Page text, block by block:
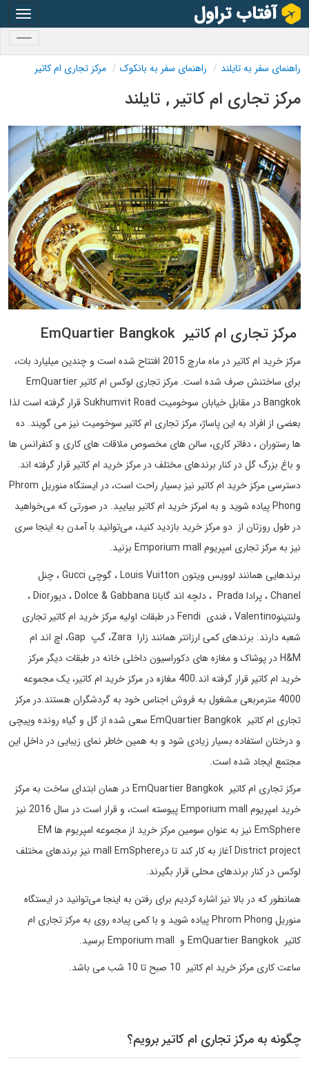
راهنمای سفر به تایلند راهنمای سفر به بانکوک مرکز تجاری ام کاتیر
مرکز تجاری ام کاتیر , تایلند
مرکز تجاری ام کاتیر EmQuartier Bangkok
مرکز خرید ام کاتیر در ماه مارچ 2015 افتتاح شده است و چندین ميليارد بات،
برای ساختنش صرف شده است. مرکز تجاری لوکس ام کاتیر EmQuartier
Bangkok در مقابل خیابان سوخومیت Sukhumvit Road قرار گرفته است لذا
بعضی از افراد به این پاساژ، مرکز تجاری ام کاتیر سوخومیت نیز می گويند. ده
ها رستوران ، دفاتر کاری، سالن های مخصوص ملاقات های کاری و کنفرانس ها
و باغ بزرگ گل در کنار برندهای مختلف در مرکز خرید ام کاتیر قرار گرفته اند.
دسترسی مرکز خرید ام کاتیر نیز بسیار راحت است، در ایستگاه منوریل Phrom
Phong پیاده شوید و به امرکز خرید ام کاتیر بیایید. در صورتی که می‌خواهید
در طول روزتان از دو مرکز خرید بازدید کنید، می‌توانید با آمدن به اینجا سری
نیز به مرکز تجاری امپریوم Emporium mall بزنید.
برندهایی همانند لوویس ویتون Louis Vuitton ، گوچی Gucci ، چنل
Chanel ، پرادا Prada ، دلچه اند گابانا Dolce & Gabbana ، دیورDior ،
ولنتینوValentino ، فندی Fendi در طبقات اولیه مرکز خرید ام کاتیر تجاری
شعبه دارند. برندهای کمی ارزانتر همانند زارا Zara، گپ Gap، اچ اند ام
H&M در پوشاک و مغازه های دکوراسیون داخلی خانه در طبقات دیگر مرکز
خرید ام کاتیر قرار گرفته اند.400 مغازه در مرکز خرید ام کاتیر، یک مجموعه
4000 مترمربعی مشغول به فروش اجناس خود به گردشگران هستند.در مرکز
تجاری ام کاتیر EmQuartier Bangkok سعی شده از گل و گیاه رونده وپیچی
و درختان استفاده بسیار زیادی شود و به همین خاطر نمای زیبایی در داخل این
مجتمع ایجاد شده است.
مرکز تجاری ام کاتیر EmQuartier Bangkok در همان ابتدای ساخت به مرکز
خرید امپریوم Emporium mall پیوسته است، و قرار است در سال 2016 نیز
EmSphere نیز به عنوان سومین مرکز خرید از مجموعه امپریوم ها EM
District project آغاز به کار کند تا درmall EmSphere نیز برندهای مختلف
لوکس در کنار برندهای محلی قرار بگیرند.
همانطور که در بالا نیز اشاره کردیم برای رفتن به اینجا می‌توانید در ایستگاه
منوریل Phrom Phong پیاده شوید و با کمی پیاده روی به مرکز تجاری ام
کاتیر EmQuartier Bangkok و Emporium mall برسید.
ساعت کاری مرکز خرید ام کاتیر 10 صبح تا 10 شب می باشد.
چگونه به مرکز تجاری ام کاتیر برویم؟